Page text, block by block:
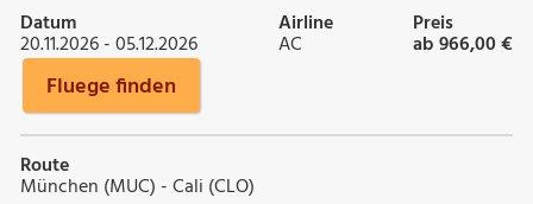
Datum
20.11.2026 - 05.12.2026
Airline
AC
Preis
ab 966,00 €
Fluege finden
Route
München (MUC) - Cali (CLO)